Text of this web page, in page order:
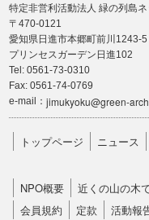
特定非営利活動法人 緑の列島ネ
〒470-0121
愛知県日進市本郷町前川1243-5
プリンセスガーデン日進102
Tel: 0561-73-0310
Fax: 0561-74-0769
e-mail： jimukyoku@green-
トップページ ニュース
NPO概要 近くの山の木
会員規約
定款 活動報